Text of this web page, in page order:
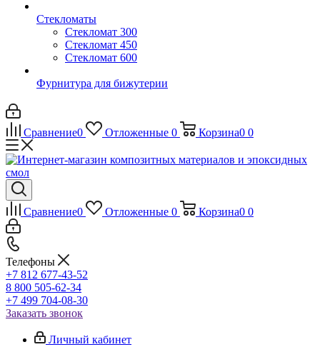
Стекломаты
Стекломат 300
Стекломат 450
Стекломат 600
Фурнитура для бижутерии
Сравнение0 Отложенные 0 Корзина0 0
Сравнение0 Отложенные 0 Корзина0 0
Телефоны
+7 812 677-43-52
8 800 505-62-34
+7 499 704-08-30
Заказать звонок
Личный кабинет